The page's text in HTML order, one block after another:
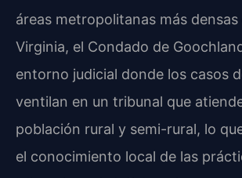
áreas metropolitanas más
Virginia, el Condado de
entorno judicial donde los casos
ventilan en un tribunal que
población rural y semi-rural, lo
el conocimiento local de las